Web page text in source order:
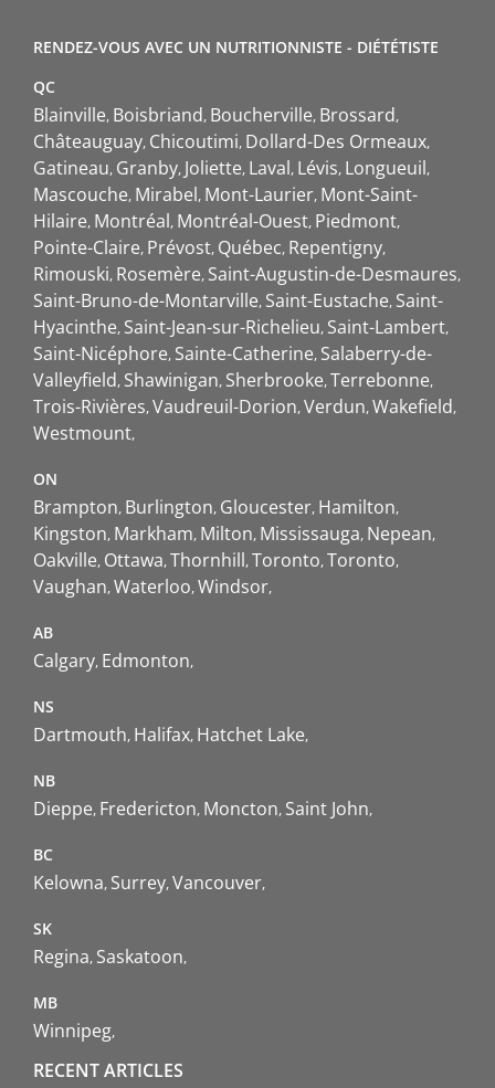
RENDEZ-VOUS AVEC UN NUTRITIONNISTE - DIÉTÉTISTE
QC
Blainville Boisbriand Boucherville Brossard
Châteauguay Chicoutimi Dollard-Des Ormeaux
Gatineau Granby Joliette Laval Lévis Longueuil
Mascouche Mirabel Mont-Laurier Mont-Saint-
Hilaire Montréal Montréal-Ouest Piedmont
Pointe-Claire Prévost Québec Repentigny
Rimouski Rosemère Saint-Augustin-de-Desmaures
Saint-Bruno-de-Montarville Saint-Eustache Saint-
Hyacinthe Saint-Jean-sur-Richelieu Saint-Lambert
Saint-Nicéphore Sainte-Catherine Salaberry-de-
Valleyfield Shawinigan Sherbrooke Terrebonne
Trois-Rivières Vaudreuil-Dorion Verdun Wakefield
Westmount
ON
Brampton Burlington Gloucester Hamilton
Kingston Markham Milton Mississauga Nepean
Oakville Ottawa Thornhill Toronto Toronto
Vaughan Waterloo Windsor
AB
Calgary Edmonton
NS
Dartmouth Halifax Hatchet Lake
NB
Dieppe Fredericton Moncton Saint John
BC
Kelowna Surrey Vancouver
SK
Regina Saskatoon
MB
Winnipeg
RECENT ARTICLES